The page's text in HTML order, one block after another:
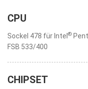
CPU
Sockel 478 für Intel ®
FSB 533/400
CHIPSET